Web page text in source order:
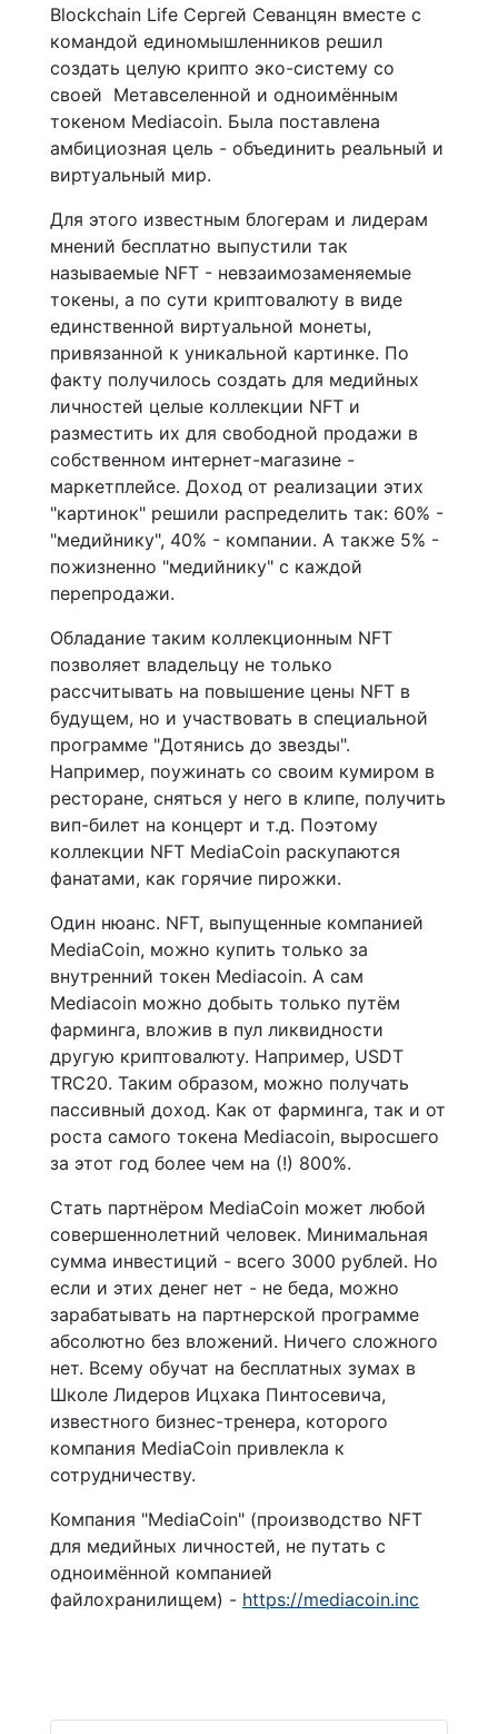
Blockchain Life Сергей Севанцян вместе с
командой единомышленников решил
создать целую крипто эко-систему со
своей Метавселенной и одноимённым
токеном Mediacoin. Была поставлена
амбициозная цель - объединить реальный и
виртуальный мир.
Для этого известным блогерам и лидерам
мнений бесплатно выпустили так
называемые NFT - невзаимозаменяемые
токены, а по сути криптовалюту в виде
единственной виртуальной монеты,
привязанной к уникальной картинке. По
факту получилось создать для медийных
личностей целые коллекции NFT и
разместить их для свободной продажи в
собственном интернет-магазине -
маркетплейсе. Доход от реализации этих
"картинок" решили распределить так: 60% -
"медийнику", 40% - компании. А также 5% -
пожизненно "медийнику" с каждой
перепродажи.
Обладание таким коллекционным NFT
позволяет владельцу не только
рассчитывать на повышение цены NFT в
будущем, но и участвовать в специальной
программе "Дотянись до звезды".
Например, поужинать со своим кумиром в
ресторане, сняться у него в клипе, получить
вип-билет на концерт и т.д. Поэтому
коллекции NFT MediaCoin раскупаются
фанатами, как горячие пирожки.
Один нюанс. NFT, выпущенные компанией
MediaCoin, можно купить только за
внутренний токен Mediacoin. А сам
Mediacoin можно добыть только путём
фарминга, вложив в пул ликвидности
другую криптовалюту. Например, USDT
TRC20. Таким образом, можно получать
пассивный доход. Как от фарминга, так и от
роста самого токена Mediacoin, выросшего
за этот год более чем на (!) 800%.
Стать партнёром MediaCoin может любой
совершеннолетний человек. Минимальная
сумма инвестиций - всего 3000 рублей. Но
если и этих денег нет - не беда, можно
зарабатывать на партнерской программе
абсолютно без вложений. Ничего сложного
нет. Всему обучат на бесплатных зумах в
Школе Лидеров Ицхака Пинтосевича,
известного бизнес-тренера, которого
компания MediaCoin привлекла к
сотрудничеству.
Компания "MediaCoin" (производство NFT
для медийных личностей, не путать с
одноимённой компанией
файлохранилищем) - https://mediacoin.inc